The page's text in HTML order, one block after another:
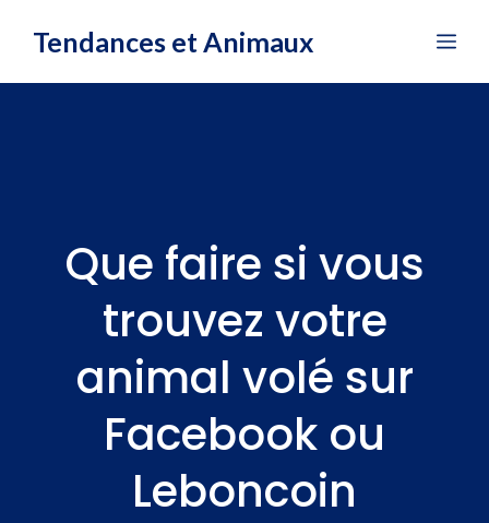
Tendances et Animaux
Que faire si vous
trouvez votre
animal volé sur
Facebook ou
Leboncoin